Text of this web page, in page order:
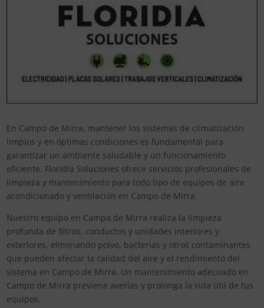
En Campo de Mirra, mantener los sistemas de climatización
limpios y en óptimas condiciones es fundamental para
garantizar un ambiente saludable y un funcionamiento
eficiente. Floridia Soluciones ofrece servicios profesionales de
limpieza y mantenimiento para todo tipo de equipos de aire
acondicionado y ventilación en Campo de Mirra.
Nuestro equipo en Campo de Mirra realiza la limpieza
profunda de filtros, conductos y unidades interiores y
exteriores, eliminando polvo, bacterias y otros contaminantes
que pueden afectar la calidad del aire y el rendimiento del
sistema en Campo de Mirra. Un mantenimiento adecuado en
Campo de Mirra previene averías y prolonga la vida útil de tus
equipos.